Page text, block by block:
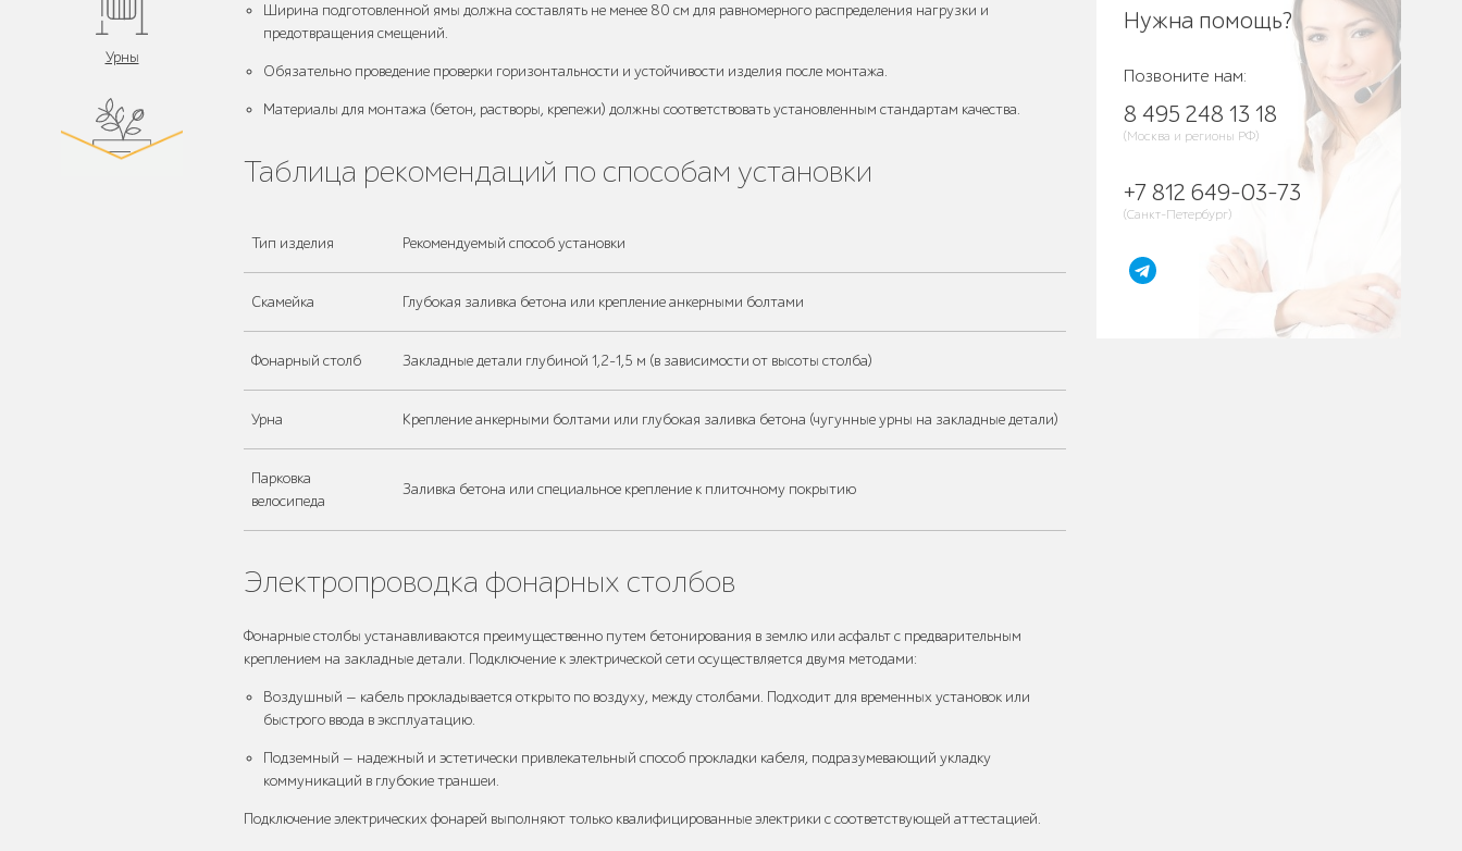
Урны
Ширина подготовленной ямы должна составлять не менее 80 см для равномерного распределения нагрузки и
предотвращения смещений.
Обязательно проведение проверки горизонтальности и устойчивости изделия после монтажа.
Материалы для монтажа (бетон, растворы, крепежи) должны соответствовать установленным стандартам качества.
Таблица рекомендаций по способам установки
Тип изделия Рекомендуемый способ установки
Скамейка Глубокая заливка бетона или крепление анкерными болтами
Фонарный столб Закладные детали глубиной 1,2-1,5 м (в зависимости от высоты столба)
Урна Крепление анкерными болтами или глубокая заливка бетона (чугунные урны на закладные детали)
Парковка
велосипеда
Заливка бетона или специальное крепление к плиточному покрытию
Электропроводка фонарных столбов
Фонарные столбы устанавливаются преимущественно путем бетонирования в землю или асфальт с предварительным
креплением на закладные детали. Подключение к электрической сети осуществляется двумя методами:
Воздушный — кабель прокладывается открыто по воздуху, между столбами. Подходит для временных установок или
быстрого ввода в эксплуатацию.
Подземный — надежный и эстетически привлекательный способ прокладки кабеля, подразумевающий укладку
коммуникаций в глубокие траншеи.
Подключение электрических фонарей выполняют только квалифицированные электрики с соответствующей аттестацией.
Нужна помощь?
Позвоните нам:
8 495 248 13 18
(Москва и регионы РФ)
+7 812 649-03-73
(Санкт-Петербург)